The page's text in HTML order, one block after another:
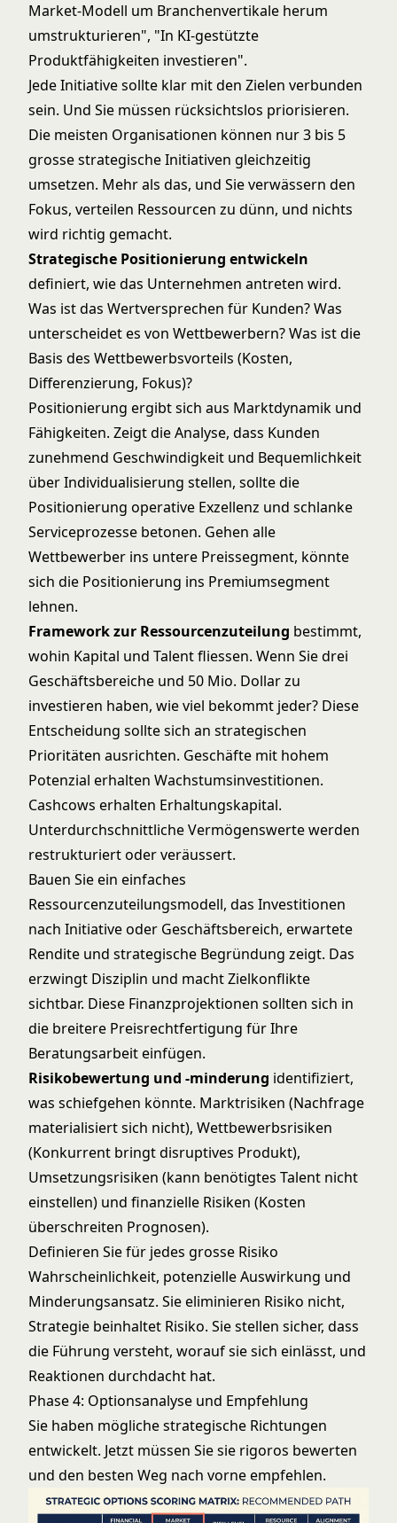
Market-Modell um Branchenvertikale herum
umstrukturieren", "In KI-gestützte
Produktfähigkeiten investieren".
Jede Initiative sollte klar mit den Zielen verbunden
sein. Und Sie müssen rücksichtslos priorisieren.
Die meisten Organisationen können nur 3 bis 5
grosse strategische Initiativen gleichzeitig
umsetzen. Mehr als das, und Sie verwässern den
Fokus, verteilen Ressourcen zu dünn, und nichts
wird richtig gemacht.
Strategische Positionierung entwickeln
definiert, wie das Unternehmen antreten wird.
Was ist das Wertversprechen für Kunden? Was
unterscheidet es von Wettbewerbern? Was ist die
Basis des Wettbewerbsvorteils (Kosten,
Differenzierung, Fokus)?
Positionierung ergibt sich aus Marktdynamik und
Fähigkeiten. Zeigt die Analyse, dass Kunden
zunehmend Geschwindigkeit und Bequemlichkeit
über Individualisierung stellen, sollte die
Positionierung operative Exzellenz und schlanke
Serviceprozesse betonen. Gehen alle
Wettbewerber ins untere Preissegment, könnte
sich die Positionierung ins Premiumsegment
lehnen.
Framework zur Ressourcenzuteilung bestimmt,
wohin Kapital und Talent fliessen. Wenn Sie drei
Geschäftsbereiche und 50 Mio. Dollar zu
investieren haben, wie viel bekommt jeder? Diese
Entscheidung sollte sich an strategischen
Prioritäten ausrichten. Geschäfte mit hohem
Potenzial erhalten Wachstumsinvestitionen.
Cashcows erhalten Erhaltungskapital.
Unterdurchschnittliche Vermögenswerte werden
restrukturiert oder veräussert.
Bauen Sie ein einfaches
Ressourcenzuteilungsmodell, das Investitionen
nach Initiative oder Geschäftsbereich, erwartete
Rendite und strategische Begründung zeigt. Das
erzwingt Disziplin und macht Zielkonflikte
sichtbar. Diese Finanzprojektionen sollten sich in
die breitere Preisrechtfertigung für Ihre
Beratungsarbeit einfügen.
Risikobewertung und -minderung identifiziert,
was schiefgehen könnte. Marktrisiken (Nachfrage
materialisiert sich nicht), Wettbewerbsrisiken
(Konkurrent bringt disruptives Produkt),
Umsetzungsrisiken (kann benötigtes Talent nicht
einstellen) und finanzielle Risiken (Kosten
überschreiten Prognosen).
Definieren Sie für jedes grosse Risiko
Wahrscheinlichkeit, potenzielle Auswirkung und
Minderungsansatz. Sie eliminieren Risiko nicht,
Strategie beinhaltet Risiko. Sie stellen sicher, dass
die Führung versteht, worauf sie sich einlässt, und
Reaktionen durchdacht hat.
Phase 4: Optionsanalyse und Empfehlung
Sie haben mögliche strategische Richtungen
entwickelt. Jetzt müssen Sie sie rigoros bewerten
und den besten Weg nach vorne empfehlen.